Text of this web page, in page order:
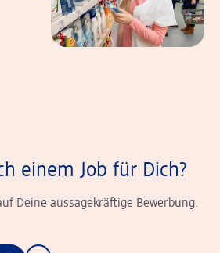
einem Job für Dich?
Deine aussagekräftige Bewerbung.